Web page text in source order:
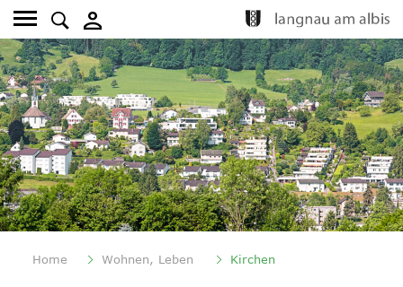
Kopfzeile
Home Wohnen, Leben Kirchen
Fusszeile